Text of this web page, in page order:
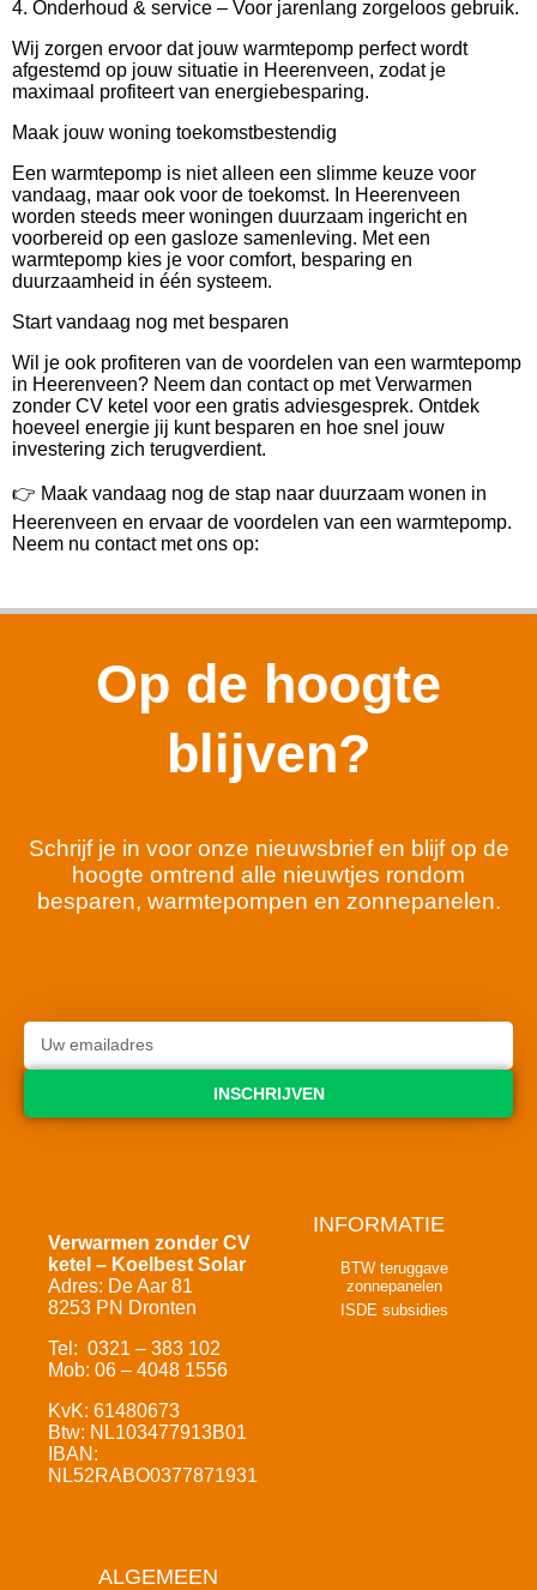
4. Onderhoud & service – Voor jarenlang zorgeloos gebruik.
Wij zorgen ervoor dat jouw warmtepomp perfect wordt
afgestemd op jouw situatie in Heerenveen, zodat je
maximaal profiteert van energiebesparing.
Maak jouw woning toekomstbestendig
Een warmtepomp is niet alleen een slimme keuze voor
vandaag, maar ook voor de toekomst. In Heerenveen
worden steeds meer woningen duurzaam ingericht en
voorbereid op een gasloze samenleving. Met een
warmtepomp kies je voor comfort, besparing en
duurzaamheid in één systeem.
Start vandaag nog met besparen
Wil je ook profiteren van de voordelen van een warmtepomp
in Heerenveen? Neem dan contact op met Verwarmen
zonder CV ketel voor een gratis adviesgesprek. Ontdek
hoeveel energie jij kunt besparen en hoe snel jouw
investering zich terugverdient.
👉 Maak vandaag nog de stap naar duurzaam wonen in
Heerenveen en ervaar de voordelen van een warmtepomp.
Neem nu contact met ons op:
Op de hoogte
blijven?
Schrijf je in voor onze nieuwsbrief en blijf op de
hoogte omtrend alle nieuwtjes rondom
besparen, warmtepompen en zonnepanelen.
INSCHRIJVEN
Verwarmen zonder CV
ketel – Koelbest Solar
Adres: De Aar 81
8253 PN Dronten
Tel: 0321 – 383 102
Mob: 06 – 4048 1556
KvK: 61480673
Btw: NL103477913B01
IBAN:
NL52RABO0377871931
INFORMATIE
BTW teruggave
zonnepanelen
ISDE subsidies
ALGEMEEN